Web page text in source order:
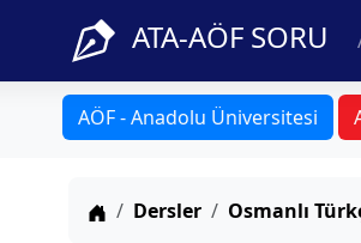
ATA-AÖF SORU
AÖF - Anadolu Üniversitesi
Anasayfa
Dersler Osmanlı